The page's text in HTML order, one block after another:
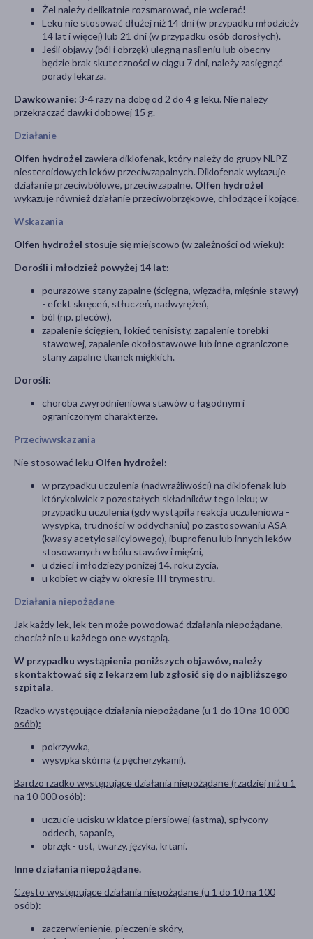
Żel należy delikatnie rozsmarować, nie wcierać!
Leku nie stosować dłużej niż 14 dni (w przypadku młodzieży
14 lat i więcej) lub 21 dni (w przypadku osób dorosłych).
Jeśli objawy (ból i obrzęk) ulegną nasileniu lub obecny
będzie brak skuteczności w ciągu 7 dni, należy zasięgnąć
porady lekarza.
Dawkowanie: 3-4 razy na dobę od 2 do 4 g leku. Nie należy
przekraczać dawki dobowej 15 g.
Działanie
Olfen hydrożel zawiera diklofenak, który należy do grupy NLPZ -
niesteroidowych leków przeciwzapalnych. Diklofenak wykazuje
działanie przeciwbólowe, przeciwzapalne. Olfen hydrożel
wykazuje również działanie przeciwobrzękowe, chłodzące i kojące.
Wskazania
Olfen hydrożel stosuje się miejscowo (w zależności od wieku):
Dorośli i młodzież powyżej 14 lat:
pourazowe stany zapalne (ścięgna, więzadła, mięśnie stawy)
- efekt skręceń, stłuczeń, nadwyrężeń,
ból (np. pleców),
zapalenie ścięgien, łokieć tenisisty, zapalenie torebki
stawowej, zapalenie okołostawowe lub inne ograniczone
stany zapalne tkanek miękkich.
Dorośli:
choroba zwyrodnieniowa stawów o łagodnym i
ograniczonym charakterze.
Przeciwwskazania
Nie stosować leku Olfen hydrożel:
w przypadku uczulenia (nadwrażliwości) na diklofenak lub
którykolwiek z pozostałych składników tego leku; w
przypadku uczulenia (gdy wystąpiła reakcja uczuleniowa -
wysypka, trudności w oddychaniu) po zastosowaniu ASA
(kwasy acetylosalicylowego), ibuprofenu lub innych leków
stosowanych w bólu stawów i mięśni,
u dzieci i młodzieży poniżej 14. roku życia,
u kobiet w ciąży w okresie III trymestru.
Działania niepożądane
Jak każdy lek, lek ten może powodować działania niepożądane,
chociaż nie u każdego one wystąpią.
W przypadku wystąpienia poniższych objawów, należy
skontaktować się z lekarzem lub zgłosić się do najbliższego
szpitala.
Rzadko występujące działania niepożądane (u 1 do 10 na 10 000
osób):
pokrzywka,
wysypka skórna (z pęcherzykami).
Bardzo rzadko występujące działania niepożądane (rzadziej niż u 1
na 10 000 osób):
uczucie ucisku w klatce piersiowej (astma), spłycony
oddech, sapanie,
obrzęk - ust, twarzy, języka, krtani.
Inne działania niepożądane.
Często występujące działania niepożądane (u 1 do 10 na 100
osób):
zaczerwienienie, pieczenie skóry,